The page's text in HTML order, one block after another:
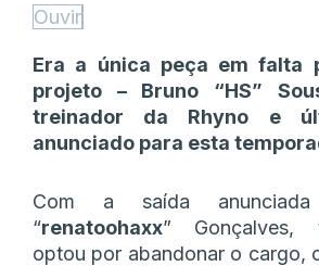
Ouvir
Era a única peça em falta
projeto – Bruno “HS”
treinador da Rhyno e
anunciado para esta
Com a saída
“renatoohaxx” Gonçalves,
optou por abandonar o cargo,